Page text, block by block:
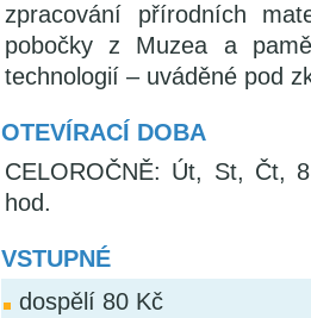
zpracování přírodních
pobočky z Muzea a
technologií – uváděné pod
OTEVÍRACÍ DOBA
CELOROČNĚ: Út, St, Čt,
hod.
VSTUPNÉ
dospělí 80 Kč